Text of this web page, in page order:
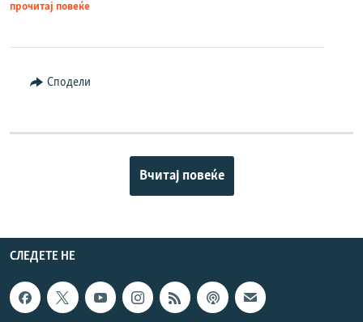
прочитај повеќе
Сподели
Вчитај повеќе
СЛЕДЕТЕ НЕ